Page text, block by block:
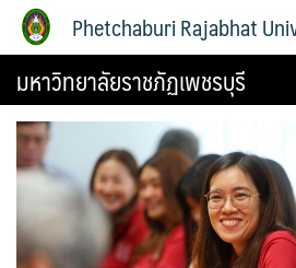
Phetchaburi Rajabhat
มหาวิทยาลัยราชภัฏเพชรบุรี